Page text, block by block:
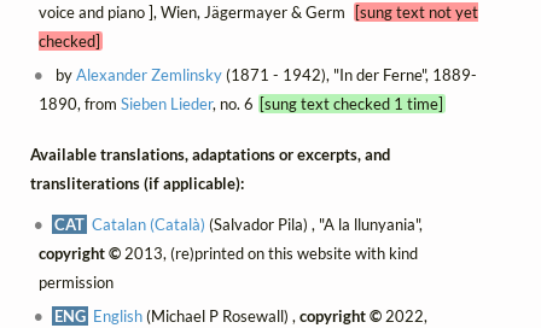
voice and piano ], Wien, Jägermayer & Germ
[sung text not yet
checked]
byAlexander Zemlinsky(1871 - 1942), "In der Ferne", 1889-
1890, from Sieben Lieder, no. 6 [sung text checked 1 time]
Available translations, adaptations or excerpts, and
transliterations (if applicable):
CAT Catalan (Català) (Salvador Pila) , "A la llunyania",
copyright ©2013, (re)printed on this website with kind
permission
ENG English(Michael P Rosewall) ,copyright ©2022,